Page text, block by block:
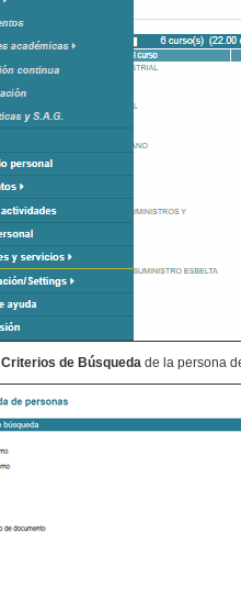
Criterios de Búsqueda de la persona